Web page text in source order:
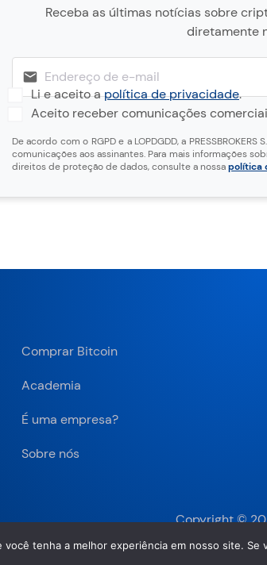
Receba as últimas notícias sobre
diretamente
Li e aceito apolítica de privacidade.
Aceito receber comunicações
De acordo com o RGPD e a LOPDGDD, a
comunicações aos assinantes. Para mais informações
direitos de proteção de dados, consulte a nossapolítica
Comprar Bitcoin
Academia
É uma empresa?
Sobre nós
Copyright ©
você tenha a melhor experiência em nosso site.